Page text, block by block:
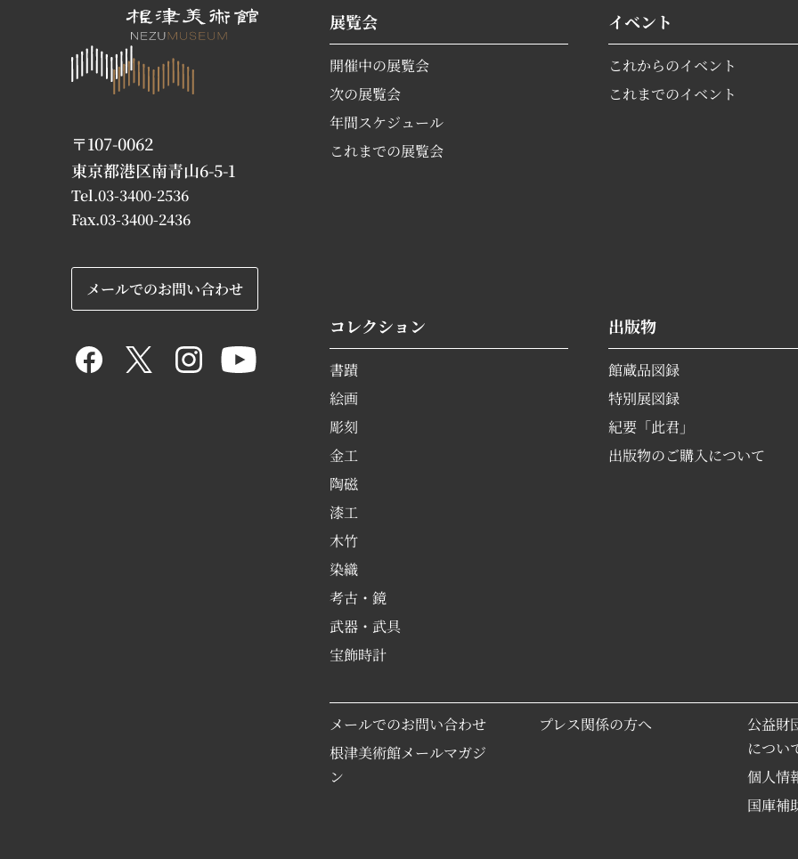
展覧会
開催中の展覧会
次の展覧会
年間スケジュール
これまでの展覧会
イベント
これからのイベント
これまでのイベント
コレクション
書蹟
絵画
彫刻
金工
陶磁
漆工
木竹
染織
考古・鏡
武器・武具
宝飾時計
出版物
館蔵品図録
特別展図録
紀要「此君」
出版物のご購入について
メールでのお問い合わせ
根津美術館メールマガジ
ン
プレス関係の方へ
公益財
につい
個人情
国庫補
〒107-0062
東京都港区南青山6-5-1
Tel.03-3400-2536
Fax.03-3400-2436
メールでのお問い合わせ